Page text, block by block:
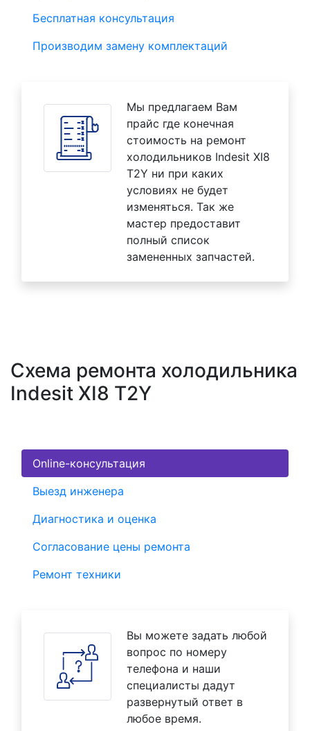
Бесплатная консультация
Производим замену комплектаций
Мы предлагаем Вам
прайс где конечная
стоимость на ремонт
холодильников Indesit XI8
T2Y ни при каких
условиях не будет
изменяться. Так же
мастер предоставит
полный список
замененных запчастей.
Схема ремонта холодильника
Indesit XI8 T2Y
Online-консультация
Выезд инженера
Диагностика и оценка
Согласование цены ремонта
Ремонт техники
Вы можете задать любой
вопрос по номеру
телефона и наши
специалисты дадут
развернутый ответ в
любое время.